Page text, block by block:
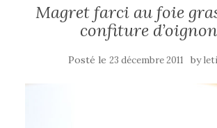
Magret farci au foie
confiture
Posté le 23 décembre 2011 by